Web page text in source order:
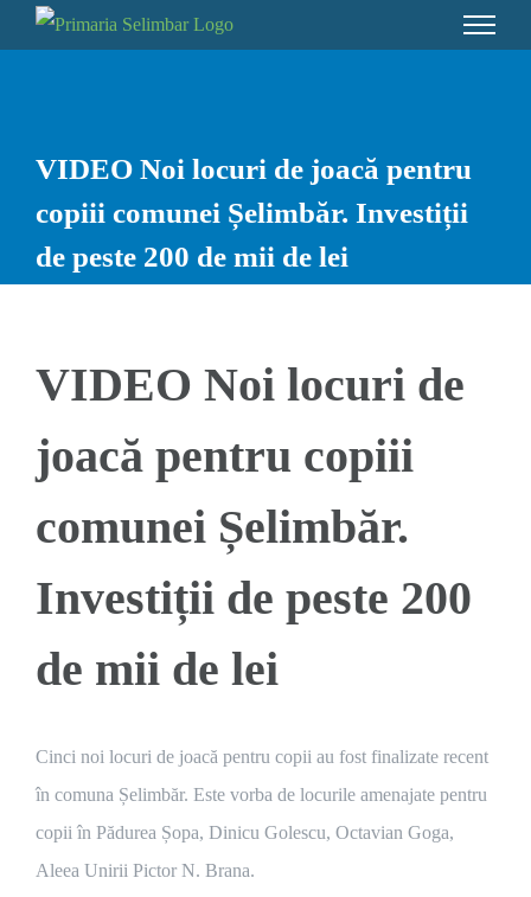
to
VIDEO Noi locuri de joacă pentru
copiii comunei Șelimbăr. Investiții
de peste 200 de mii de lei
VIDEO Noi locuri de
joacă pentru copiii
comunei Șelimbăr.
Investiții de peste 200
de mii de lei
Cinci noi locuri de joacă pentru copii au fost finalizate recent
în comuna Șelimbăr. Este vorba de locurile amenajate pentru
copii în Pădurea Șopa, Dinicu Golescu, Octavian Goga,
Aleea Unirii Pictor N. Brana.